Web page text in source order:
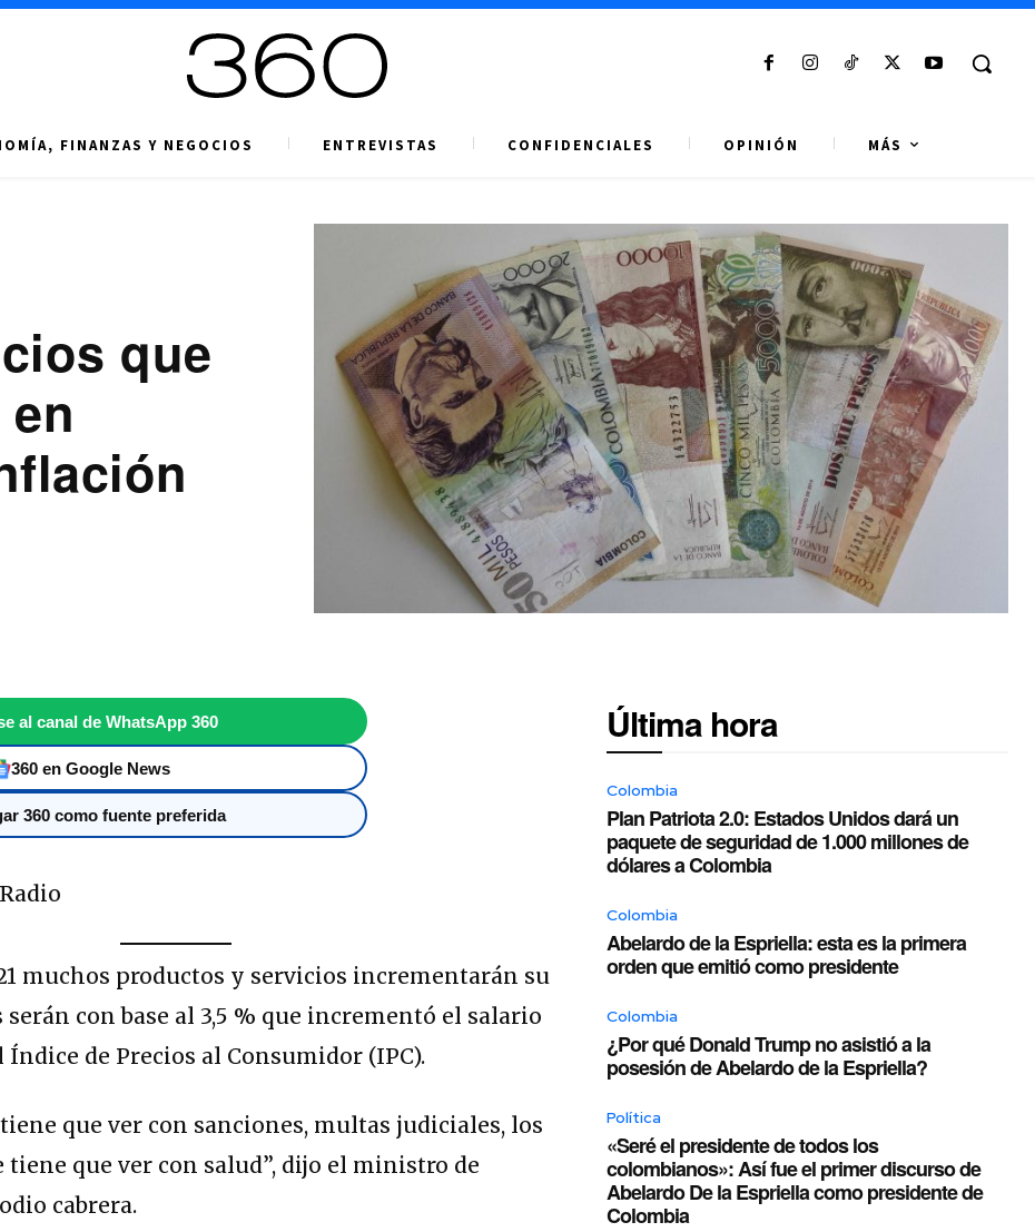
FINANZAS Y NEGOCIOS ENTREVISTAS CONFIDENCIALES OPINIÓN MÁS
que
al canal de WhatsApp 360
360 en Google News
360 como fuente preferida
muchos productos y servicios incrementarán su
con base al 3,5 % que incrementó el salario
de Precios al Consumidor (IPC).
que ver con sanciones, multas judiciales, los
tiene que ver con salud”, dijo el ministro de
cabrera.
Última hora
Colombia
Plan Patriota 2.0: Estados Unidos dará un
paquete de seguridad de 1.000 millones de
dólares a Colombia
Colombia
Abelardo de la Espriella: esta es la primera
orden que emitió como presidente
Colombia
¿Por qué Donald Trump no asistió a la
posesión de Abelardo de la Espriella?
Política
«Seré el presidente de todos los
colombianos»: Así fue el primer discurso de
Abelardo De la Espriella como presidente de
Colombia